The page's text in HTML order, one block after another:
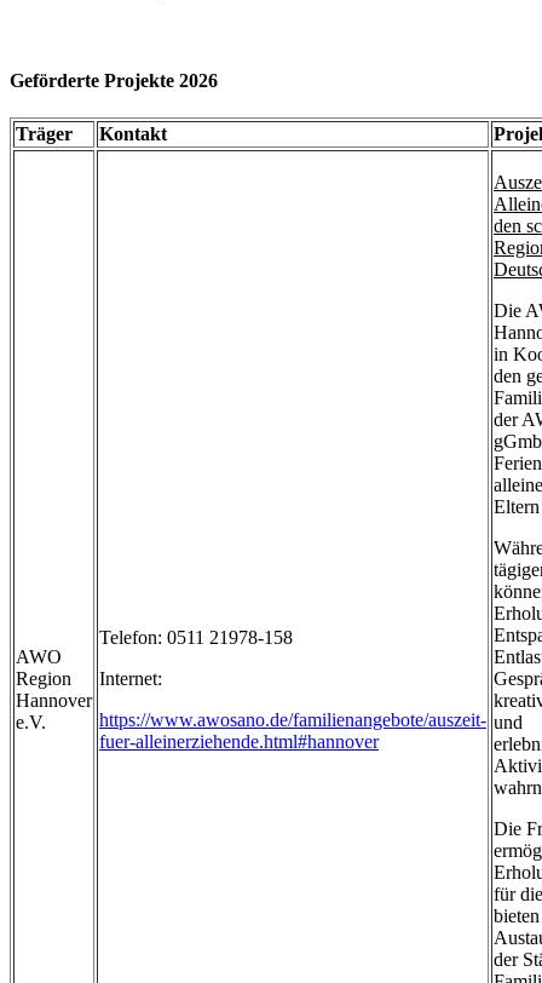
Geförderte Projekte 2026
Träger Kontakt
AWO
Region
Hannover
e.V.
Telefon: 0511 21978-158
Internet:
https://www.awosano.de/familienangebote/auszeit-
fuer-alleinerziehende.html#hannover
den
Die
in
den
der
und
Die
für
der